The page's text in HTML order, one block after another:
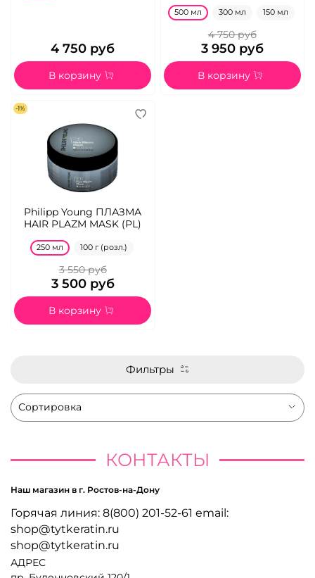
4 750 руб
В корзину
500 мл 300 мл 150 мл
4 750 руб
3 950 руб
В корзину
-1%
Philipp Young ПЛАЗМА
HAIR PLAZM MASK (PL)
250 мл 100 г (розл.)
3 550 руб
3 500 руб
В корзину
Фильтры
КОНТАКТЫ
Наш магазин в г. Ростов-на-Дону
Горячая линия: 8(800) 201-52-61 email:
shop@tytkeratin.ru
shop@tytkeratin.ru
АДРЕС